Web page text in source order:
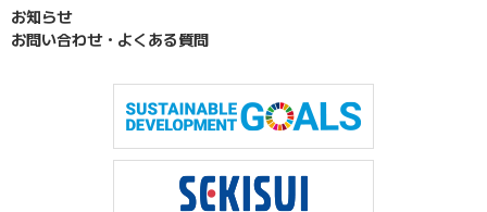
お知らせ
お問い合わせ・よくある質問